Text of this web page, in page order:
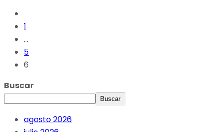
1
…
5
6
Buscar
Buscar
agosto 2026